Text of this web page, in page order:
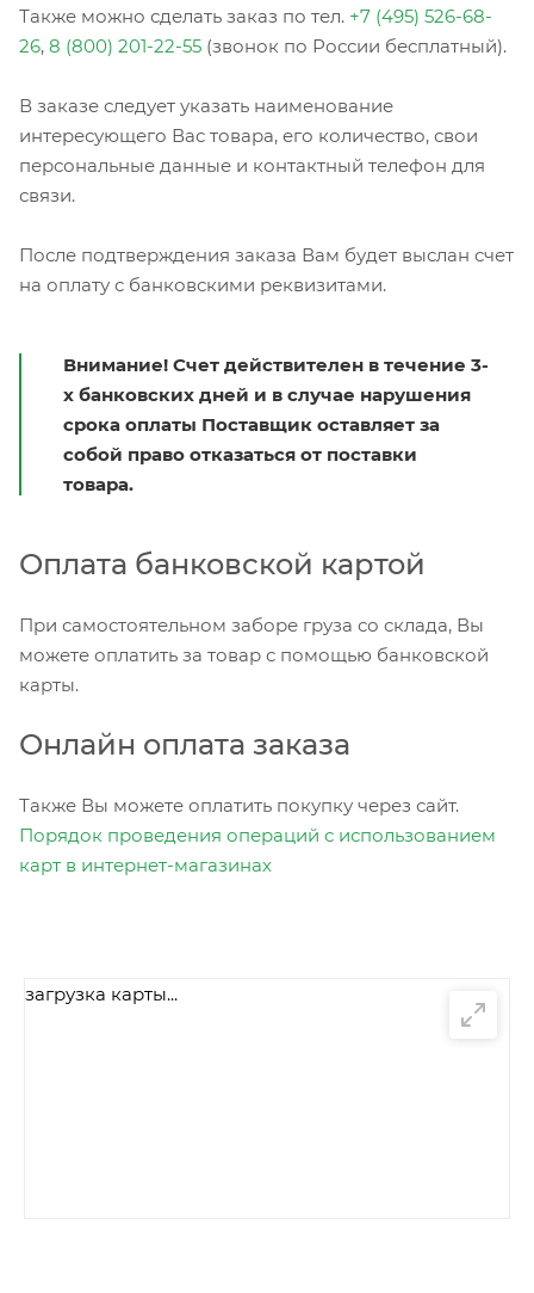
Также можно сделать заказ по тел. +7 (495) 526-68-
26, 8 (800) 201-22-55 (звонок по России бесплатный).
В заказе следует указать наименование
интересующего Вас товара, его количество, свои
персональные данные и контактный телефон для
связи.
После подтверждения заказа Вам будет выслан счет
на оплату с банковскими реквизитами.
Внимание! Счет действителен в течение 3-
х банковских дней и в случае нарушения
срока оплаты Поставщик оставляет за
собой право отказаться от поставки
товара.
Оплата банковской картой
При самостоятельном заборе груза со склада, Вы
можете оплатить за товар с помощью банковской
карты.
Онлайн оплата заказа
Также Вы можете оплатить покупку через сайт.
Порядок проведения операций с использованием
карт в интернет-магазинах
загрузка карты...